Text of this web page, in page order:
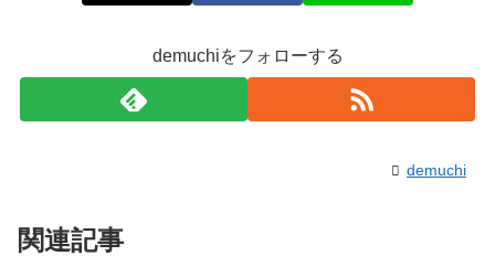
demuchiをフォローする
demuchi
関連記事